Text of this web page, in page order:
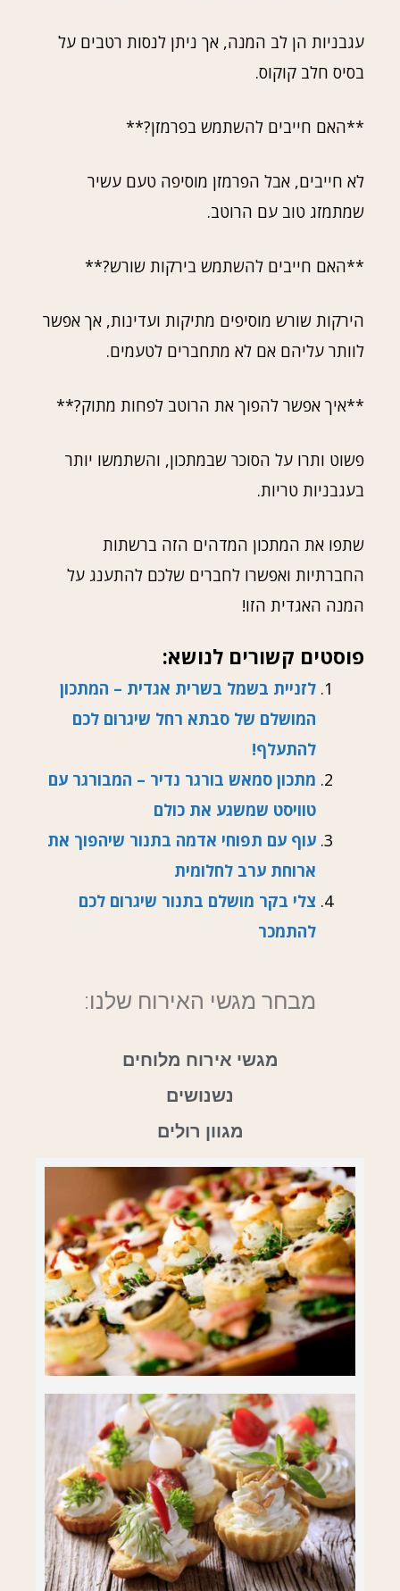
עגבניות הן לב המנה, אך ניתן לנסות רטבים על
בסיס חלב קוקוס.
**האם חייבים להשתמש בפרמזן?**
לא חייבים, אבל הפרמזן מוסיפה טעם עשיר
שמתמזג טוב עם הרוטב.
**האם חייבים להשתמש בירקות שורש?**
הירקות שורש מוסיפים מתיקות ועדינות, אך אפשר
לוותר עליהם אם לא מתחברים לטעמים.
**איך אפשר להפוך את הרוטב לפחות מתוק?**
פשוט ותרו על הסוכר שבמתכון, והשתמשו יותר
בעגבניות טריות.
שתפו את המתכון המדהים הזה ברשתות
החברתיות ואפשרו לחברים שלכם להתענג על
המנה האגדית הזו!
פוסטים קשורים לנושא:
לזניית בשמל בשרית אגדית – המתכון
המושלם של סבתא רחל שיגרום לכם
להתעלף!
מתכון סמאש בורגר נדיר – המבורגר עם
טוויסט שמשגע את כולם
עוף עם תפוחי אדמה בתנור שיהפוך את
ארוחת ערב לחלומית
צלי בקר מושלם בתנור שיגרום לכם
להתמכר
מבחר מגשי האירוח שלנו:
מגשי אירוח מלוחים
נשנושים
מגוון רולים